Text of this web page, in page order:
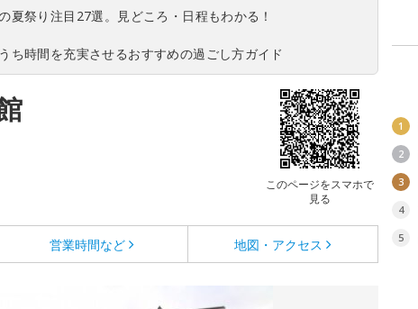
夏祭り注目27選。見どころ・日程もわかる！
ち時間を充実させるおすすめの過ごし方ガイド
このページをスマホで
見る
営業時間など 地図・アクセス
1
2
3
4
5